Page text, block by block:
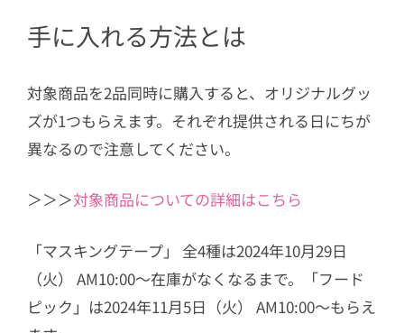
手に入れる方法とは
対象商品を2品同時に購入すると、オリジナルグッ
ズが1つもらえます。それぞれ提供される日にちが
異なるので注意してください。
＞＞＞対象商品についての詳細はこちら
「マスキングテープ」 全4種は2024年10月29日
（火） AM10:00～在庫がなくなるまで。「フード
ピック」は2024年11月5日（火） AM10:00～もらえ